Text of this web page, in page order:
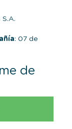
: 07 de
de